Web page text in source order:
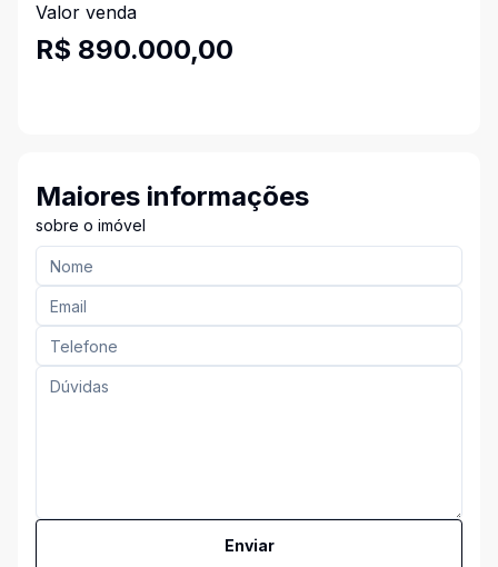
Valor venda
R$ 890.000,00
Maiores informações
sobre o imóvel
Enviar